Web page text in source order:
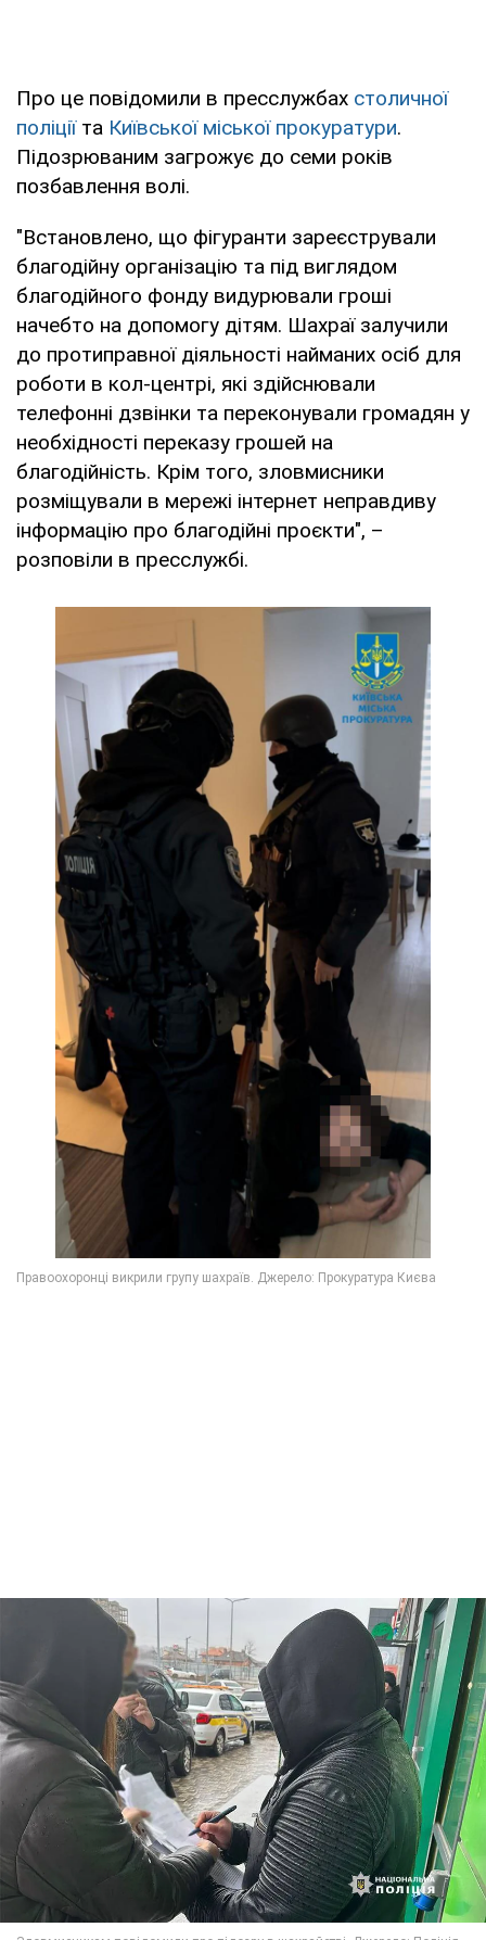
Про це повідомили в пресслужбах столичної
поліціїта Київської міської прокуратури.
Підозрюваним загрожує до семи років
позбавлення волі.
"Встановлено, що фігуранти зареєстрували
благодійну організацію та під виглядом
благодійного фонду видурювали гроші
начебто на допомогу дітям. Шахраї залучили
до протиправної діяльності найманих осіб для
роботи в кол-центрі, які здійснювали
телефонні дзвінки та переконували громадян у
необхідності переказу грошей на
благодійність. Крім того, зловмисники
розміщували в мережі інтернет неправдиву
інформацію про благодійні проєкти", –
розповіли в пресслужбі.